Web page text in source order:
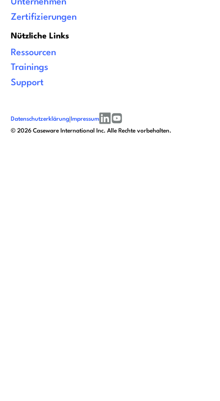
Unternehmen
Zertifizierungen
Nützliche Links
Ressourcen
Trainings
Support
©2026 Caseware International Inc. Alle Rechte vorbehalten.
Datenschutzerklärung | Impressum
linkedinyoutube